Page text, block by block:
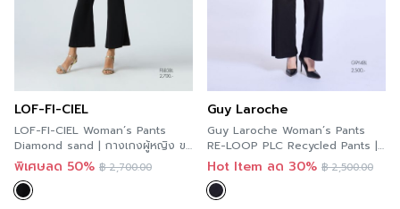
LOF-FI-CIEL
LOF-FI-CIEL Woman’s Pants
Diamond sand | กางเกงผู้หญิง ขา
ยาว สีดำ FBB3BL
พิเศษลด 50% ฿2,700.00
Guy Laroche
Guy Laroche Woman’s Pants
RE-LOOP PLC Recycled Pants |
กางเกงผู้หญิง เอวสูง ขากว้าง เอว
สูง ขอบเอวใส่ยาง สีดำ G9Y4BL
Hot Item ลด 30% ฿2,500.00